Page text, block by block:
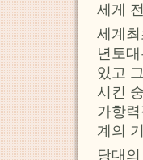
세게
세계
년토
있고
시킨
가항
계의
당대